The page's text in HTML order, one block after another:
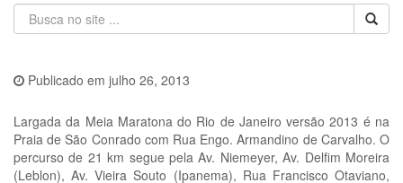
Publicado em julho 26, 2013
Largada da Meia Maratona do Rio de Janeiro versão 2013 é na
Praia de São Conrado com Rua Engo. Armandino de Carvalho. O
percurso de 21 km segue pela Av. Niemeyer, Av. Delfim Moreira
(Leblon), Av. Vieira Souto (Ipanema), Rua Francisco Otaviano,